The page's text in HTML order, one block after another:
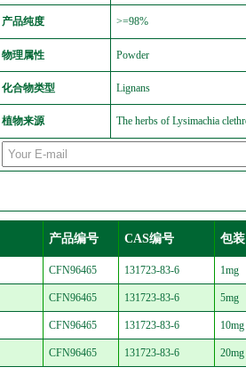
产品纯度 >=98%
物理属性 Powder
化合物类型 Lignans
植物来源 The herbs of Lysimachia
产品编号 CAS编号 包装
CFN96465 131723-83-6 1mg
CFN96465 131723-83-6 5mg
CFN96465 131723-83-6 10mg
CFN96465 131723-83-6 20mg